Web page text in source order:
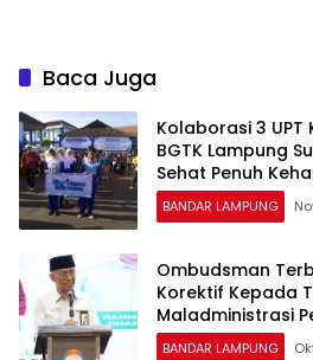
Baca Juga
Kolaborasi 3 UPT
BGTK Lampung
Sehat Penuh
BANDAR LAMPUNG
Ombudsman
Korektif Kepada
Maladministrasi
Jalan Tol
BANDAR LAMPUNG